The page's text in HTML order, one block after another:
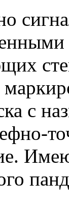
с